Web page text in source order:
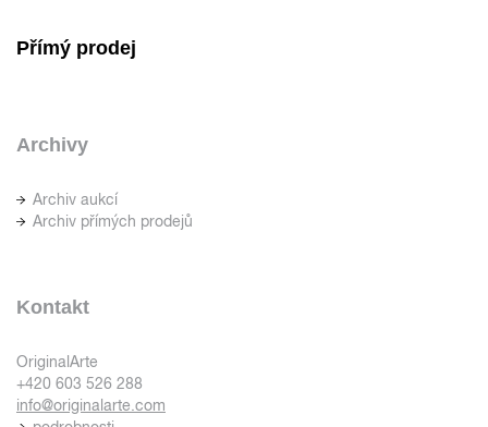
Přímý prodej
Archivy
Archiv aukcí
Archiv přímých prodejů
Kontakt
OriginalArte
+420 603 526 288
info@originalarte.com